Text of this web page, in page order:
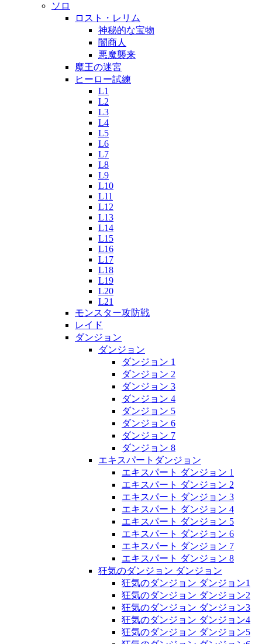
ソロ
ロスト・レリム
神秘的な宝物
闇商人
悪魔襲来
魔王の迷宮
ヒーロー試練
L1
L2
L3
L4
L5
L6
L7
L8
L9
L10
L11
L12
L13
L14
L15
L16
L17
L18
L19
L20
L21
モンスター攻防戦
レイド
ダンジョン
ダンジョン
ダンジョン 1
ダンジョン 2
ダンジョン 3
ダンジョン 4
ダンジョン 5
ダンジョン 6
ダンジョン 7
ダンジョン 8
エキスパートダンジョン
エキスパート ダンジョン 1
エキスパート ダンジョン 2
エキスパート ダンジョン 3
エキスパート ダンジョン 4
エキスパート ダンジョン 5
エキスパート ダンジョン 6
エキスパート ダンジョン 7
エキスパート ダンジョン 8
狂気のダンジョン ダンジョン
狂気のダンジョン ダンジョン1
狂気のダンジョン ダンジョン2
狂気のダンジョン ダンジョン3
狂気のダンジョン ダンジョン4
狂気のダンジョン ダンジョン5